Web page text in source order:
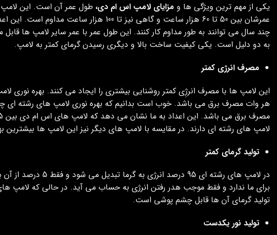
یکی از مهم ترین ویژگی ها و مزایای لامپ اس ام دی، طول عمر آن است. این لامپ
عمرشان بین 50 تا 60 هزار ساعت و گاهی نیز تا
چند سال می توانند به طور مداوم کار کنند. این طول عمر با عمر سایر لامپ ها
به دو دلیل است. یکی کیفیت ساخت بالا و دیگری رسیدن گرمای کمتر به لامپ.
مصرف انرژی کمتر
لامپ های رشته ای دارند. در مقایسه با لامپ های دیگر نیز این لامپ ها بیشترین
تولید گرمای کمتر
در لامپ های رشته ای 95
برای ما ندارد و فقط موجب هدر رفتن انرژی به حساب می آید. در حالی که لامپ
تولید گرمای آن ها قابل چشم پوشی است.
تولید نور یکدست